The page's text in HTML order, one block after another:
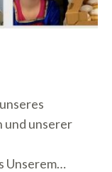
und unserer
Unserem…